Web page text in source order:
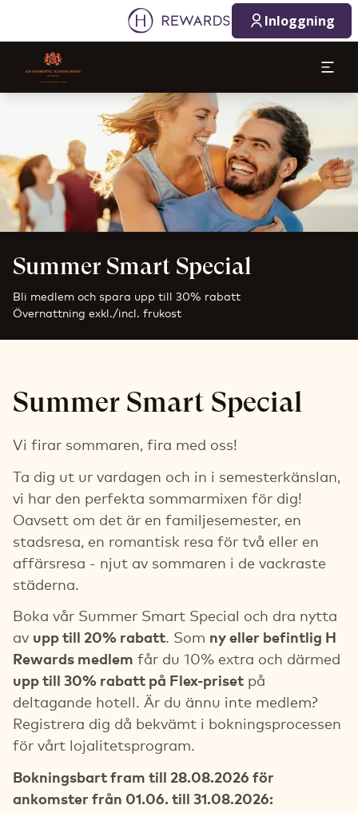
Inloggning
Summer Smart Special
Bli medlem och spara upp till 30% rabatt
Övernattning exkl./incl. frukost
Summer Smart Special
Vi firar sommaren, fira med oss!
Ta dig ut ur vardagen och in i semesterkänslan,
vi har den perfekta sommarmixen för dig!
Oavsett om det är en familjesemester, en
stadsresa, en romantisk resa för två eller en
affärsresa - njut av sommaren i de vackraste
städerna.
Boka vår Summer Smart Special och dra nytta
av upp till 20% rabatt. Som ny eller befintlig H
Rewards medlem får du 10% extra och därmed
upp till 30% rabatt på Flex-priset på
deltagande hotell. Är du ännu inte medlem?
Registrera dig då bekvämt i bokningsprocessen
för vårt lojalitetsprogram.
Bokningsbart fram till 28.08.2026 för
ankomster från 01.06. till 31.08.2026: